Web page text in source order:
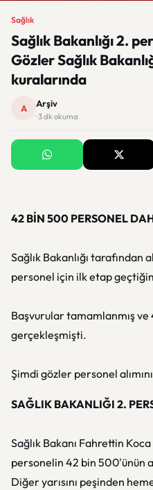
Sağlık
Sağlık Bakanlığı 2.
Gözler Sağlık
kuralarında
A Arşiv
· 3 dk okuma
42 BİN 500 PERSONEL
Sağlık Bakanlığı tarafından
personel için ilk etap
Başvurular tamamlanmış ve
gerçekleşmişti.
Şimdi gözler personel
SAĞLIK BAKANLIĞI 2.
Sağlık Bakanı Fahrettin
personelin 42 bin 500'ünün
Diğer yarısını peşinden